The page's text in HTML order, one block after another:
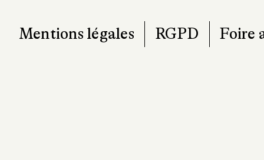
Mentions légales RGPD Foire